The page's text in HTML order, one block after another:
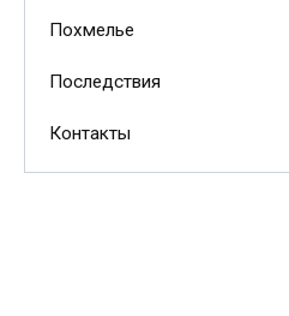
Похмелье
Последствия
Контакты